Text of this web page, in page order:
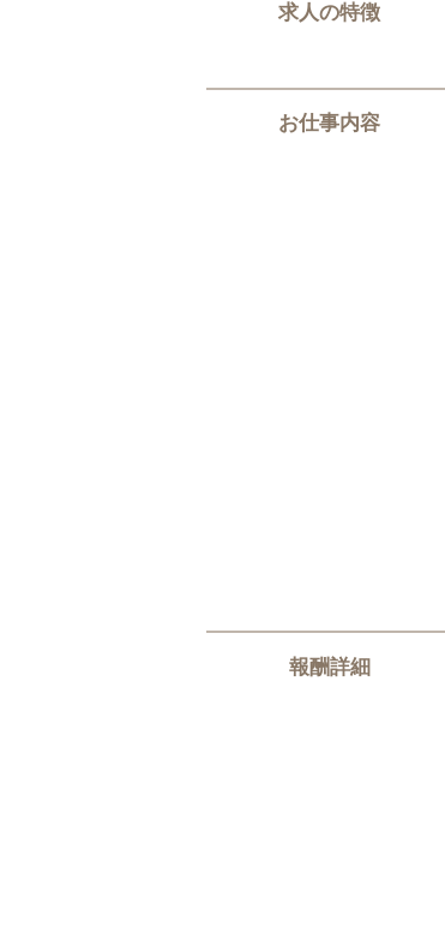
求人の特徴
お仕事内容
報酬詳細